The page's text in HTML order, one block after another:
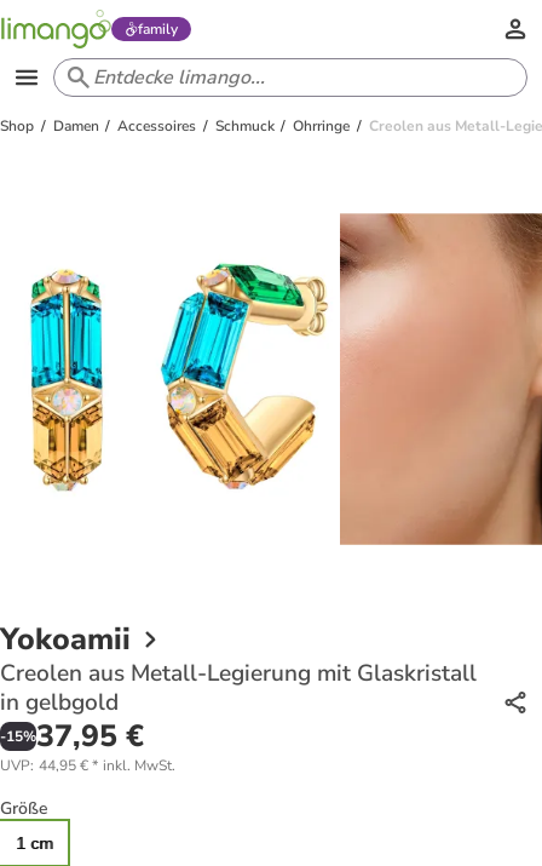
family
Shop Damen Accessoires Schmuck Ohrringe Creolen aus Metall-
Yokoamii
Creolen aus Metall-Legierung mit Glaskristall
in gelbgold
-15%37,95 €
UVP: 44,95 €* inkl. MwSt.
Größe
1 cm